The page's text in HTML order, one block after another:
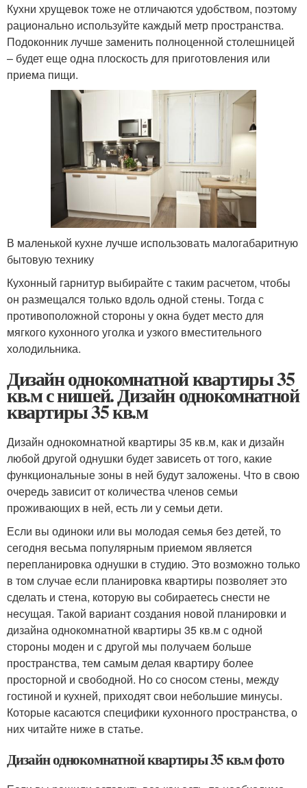
Кухни хрущевок тоже не отличаются удобством, поэтому
рационально используйте каждый метр пространства.
Подоконник лучше заменить полноценной столешницей
– будет еще одна плоскость для приготовления или
приема пищи.
В маленькой кухне лучше использовать малогабаритную
бытовую технику
Кухонный гарнитур выбирайте с таким расчетом, чтобы
он размещался только вдоль одной стены. Тогда с
противоположной стороны у окна будет место для
мягкого кухонного уголка и узкого вместительного
холодильника.
Дизайн однокомнатной квартиры 35
кв.м с нишей. Дизайн однокомнатной
квартиры 35 кв.м
Дизайн однокомнатной квартиры 35 кв.м, как и дизайн
любой другой однушки будет зависеть от того, какие
функциональные зоны в ней будут заложены. Что в свою
очередь зависит от количества членов семьи
проживающих в ней, есть ли у семьи дети.
Если вы одиноки или вы молодая семья без детей, то
сегодня весьма популярным приемом является
перепланировка однушки в студию. Это возможно только
в том случае если планировка квартиры позволяет это
сделать и стена, которую вы собираетесь снести не
несущая. Такой вариант создания новой планировки и
дизайна однокомнатной квартиры 35 кв.м с одной
стороны моден и с другой мы получаем больше
пространства, тем самым делая квартиру более
просторной и свободной. Но со сносом стены, между
гостиной и кухней, приходят свои небольшие минусы.
Которые касаются специфики кухонного пространства, о
них читайте ниже в статье.
Дизайн однокомнатной квартиры 35 кв.м фото